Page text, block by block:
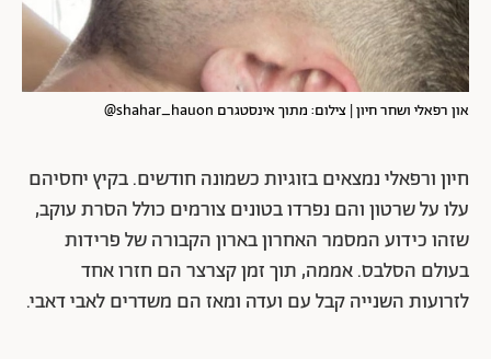
און רפאלי ושחר חיון | צילום: מתוך אינסטגרם shahar_hauon@
חיון ורפאלי נמצאים בזוגיות כשמונה חודשים. בקיץ יחסיהם
עלו על שרטון והם נפרדו בטונים צורמים כולל הסרת עוקב,
שזהו כידוע המסמר האחרון בארון הקבורה של פרידות
בעולם הסלבס. אממה, תוך זמן קצרצר הם חזרו אחד
לזרועות השנייה קבל עם ועדה ומאז הם משדרים לאבי דאבי.